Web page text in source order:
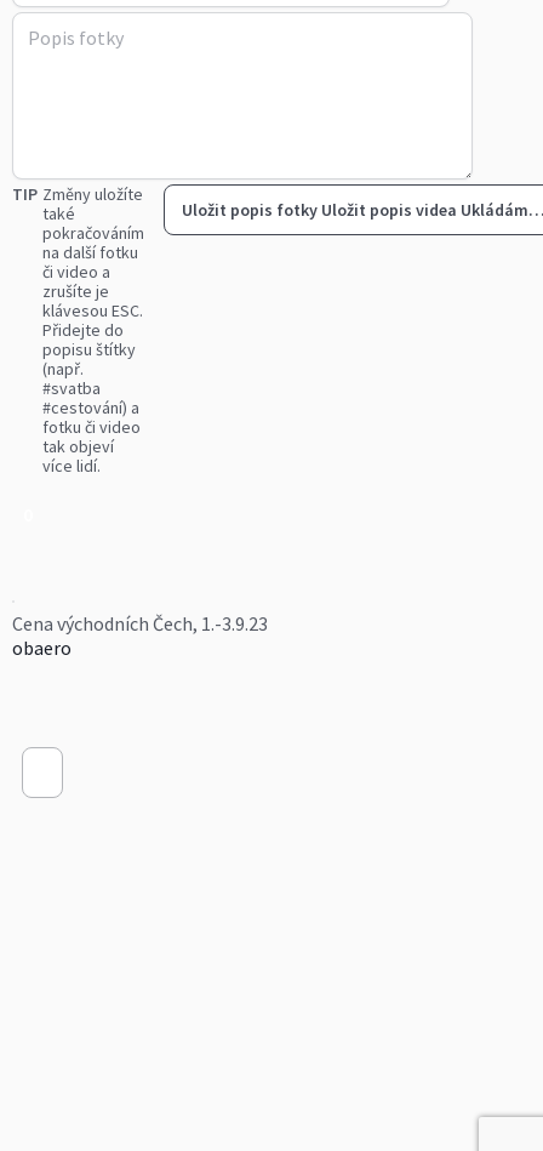
TIP Změny uložíte
také
pokračováním
na další fotku
či video a
zrušíte je
klávesou ESC.
Přidejte do
popisu štítky
(např.
#svatba
#cestování) a
fotku či video
tak objeví
více lidí.
Uložit popis fotky Uložit popis videa
Cena východních Čech, 1.-3.9.23
obaero